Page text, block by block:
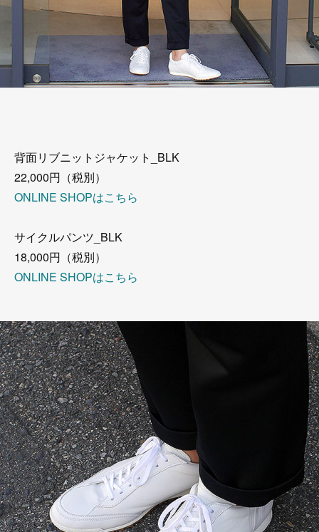
背面リブニットジャケット_BLK
22,000円（税別）
ONLINE SHOPはこちら
サイクルパンツ_BLK
18,000円（税別）
ONLINE SHOPはこちら